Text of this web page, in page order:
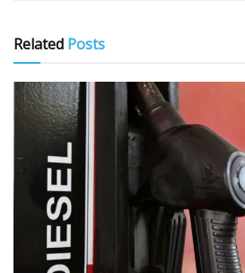
Related Posts